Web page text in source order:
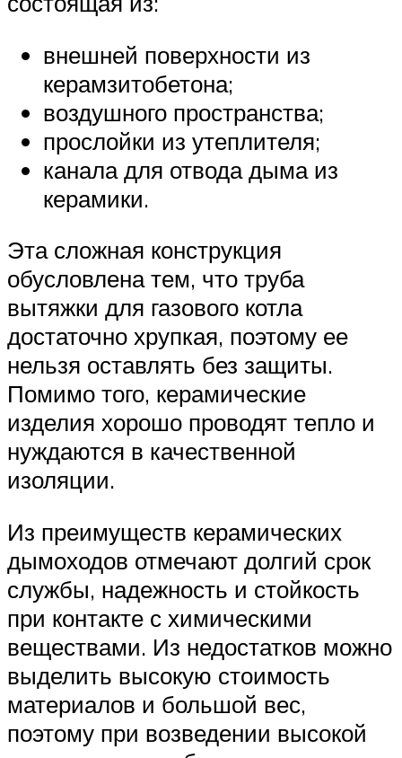
внешней поверхности из
керамзитобетона;
воздушного пространства;
прослойки из утеплителя;
канала для отвода дыма из
керамики.
Эта сложная конструкция
обусловлена тем, что труба
вытяжки для газового котла
достаточно хрупкая, поэтому ее
нельзя оставлять без защиты.
Помимо того, керамические
изделия хорошо проводят тепло и
нуждаются в качественной
изоляции.
Из преимуществ керамических
дымоходов отмечают долгий срок
службы, надежность и стойкость
при контакте с химическими
веществами. Из недостатков можно
выделить высокую стоимость
материалов и большой вес,
поэтому при возведении высокой